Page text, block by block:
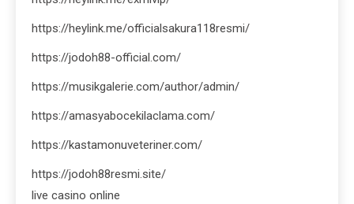
https://heylink.me/officialsakura118resmi/
https://jodoh88-official.com/
https://musikgalerie.com/author/admin/
https://amasyabocekilaclama.com/
https://kastamonuveteriner.com/
https://jodoh88resmi.site/
live casino online